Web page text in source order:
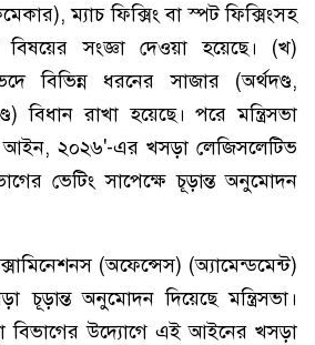
ম্যাচ ফিক্সিং বা স্পট ফিক্সিংসহ
বিষয়ের সংজ্ঞা দেওয়া হয়েছে। (খ)
বিভিন্ন ধরনের সাজার (অর্থদণ্ড,
বিধান রাখা হয়েছে। পরে মন্ত্রিসভা
আইন, ২০২৬'-এর খসড়া লেজিসলেটিভ
ভেটিং সাপেক্ষে চূড়ান্ত অনুমোদন
(অফেন্সেস) (অ্যামেন্ডমেন্ট)
চূড়ান্ত অনুমোদন দিয়েছে মন্ত্রিসভা।
বিভাগের উদ্যোগে এই আইনের খসড়া